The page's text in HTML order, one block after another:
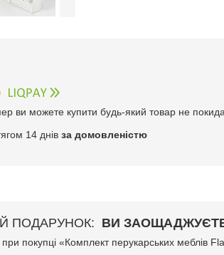
ви можете купити будь-який товар не
14 днів за домовленістю
ПОДАРУНОК ВИ ЗАОЩАДЖУЄТЕ
покупці «Комплект перукарських меблів